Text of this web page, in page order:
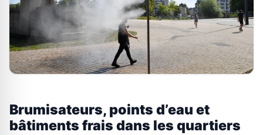
Brumisateurs, points d’eau et
bâtiments frais dans les quartiers